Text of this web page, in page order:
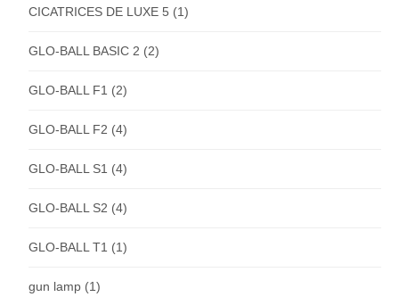
CICATRICES DE LUXE 5 (1)
GLO-BALL BASIC 2 (2)
GLO-BALL F1 (2)
GLO-BALL F2 (4)
GLO-BALL S1 (4)
GLO-BALL S2 (4)
GLO-BALL T1 (1)
gun lamp (1)